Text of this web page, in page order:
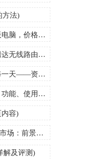
方法)
一人一本平板电脑价格(每人一部平板电脑，价格大揭秘)
腾达无线路由器怎么设置(如何设置腾达无线路由器)
资生堂护肤品套装(高效护肤，闪亮每一天——资生堂全套护肤品值得拥有)
oppoa520(“OPPOA520”详解：配置、功能、使用心得)
容)
iphone游戏软件(探究iPhone游戏软件市场：前景、趋势与商业模式)
解及评测)